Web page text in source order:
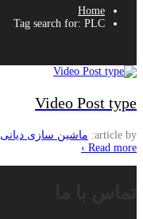
Home
Tag search for: PLC
Video Post type
article by: ماشین سازی دیانی
Read more ›